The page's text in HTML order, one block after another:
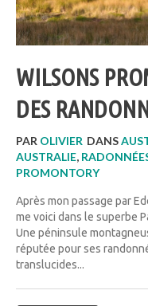
WILSONS
DES
PAR OLIVIER DANS
AUSTRALIE,
PROMONTORY
Après mon passage par
me voici dans le superbe
Une péninsule
réputée pour ses
translucides...